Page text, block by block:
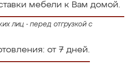
мебели к Вам домой.
лиц - перед отгрузкой с
от 7 дней.